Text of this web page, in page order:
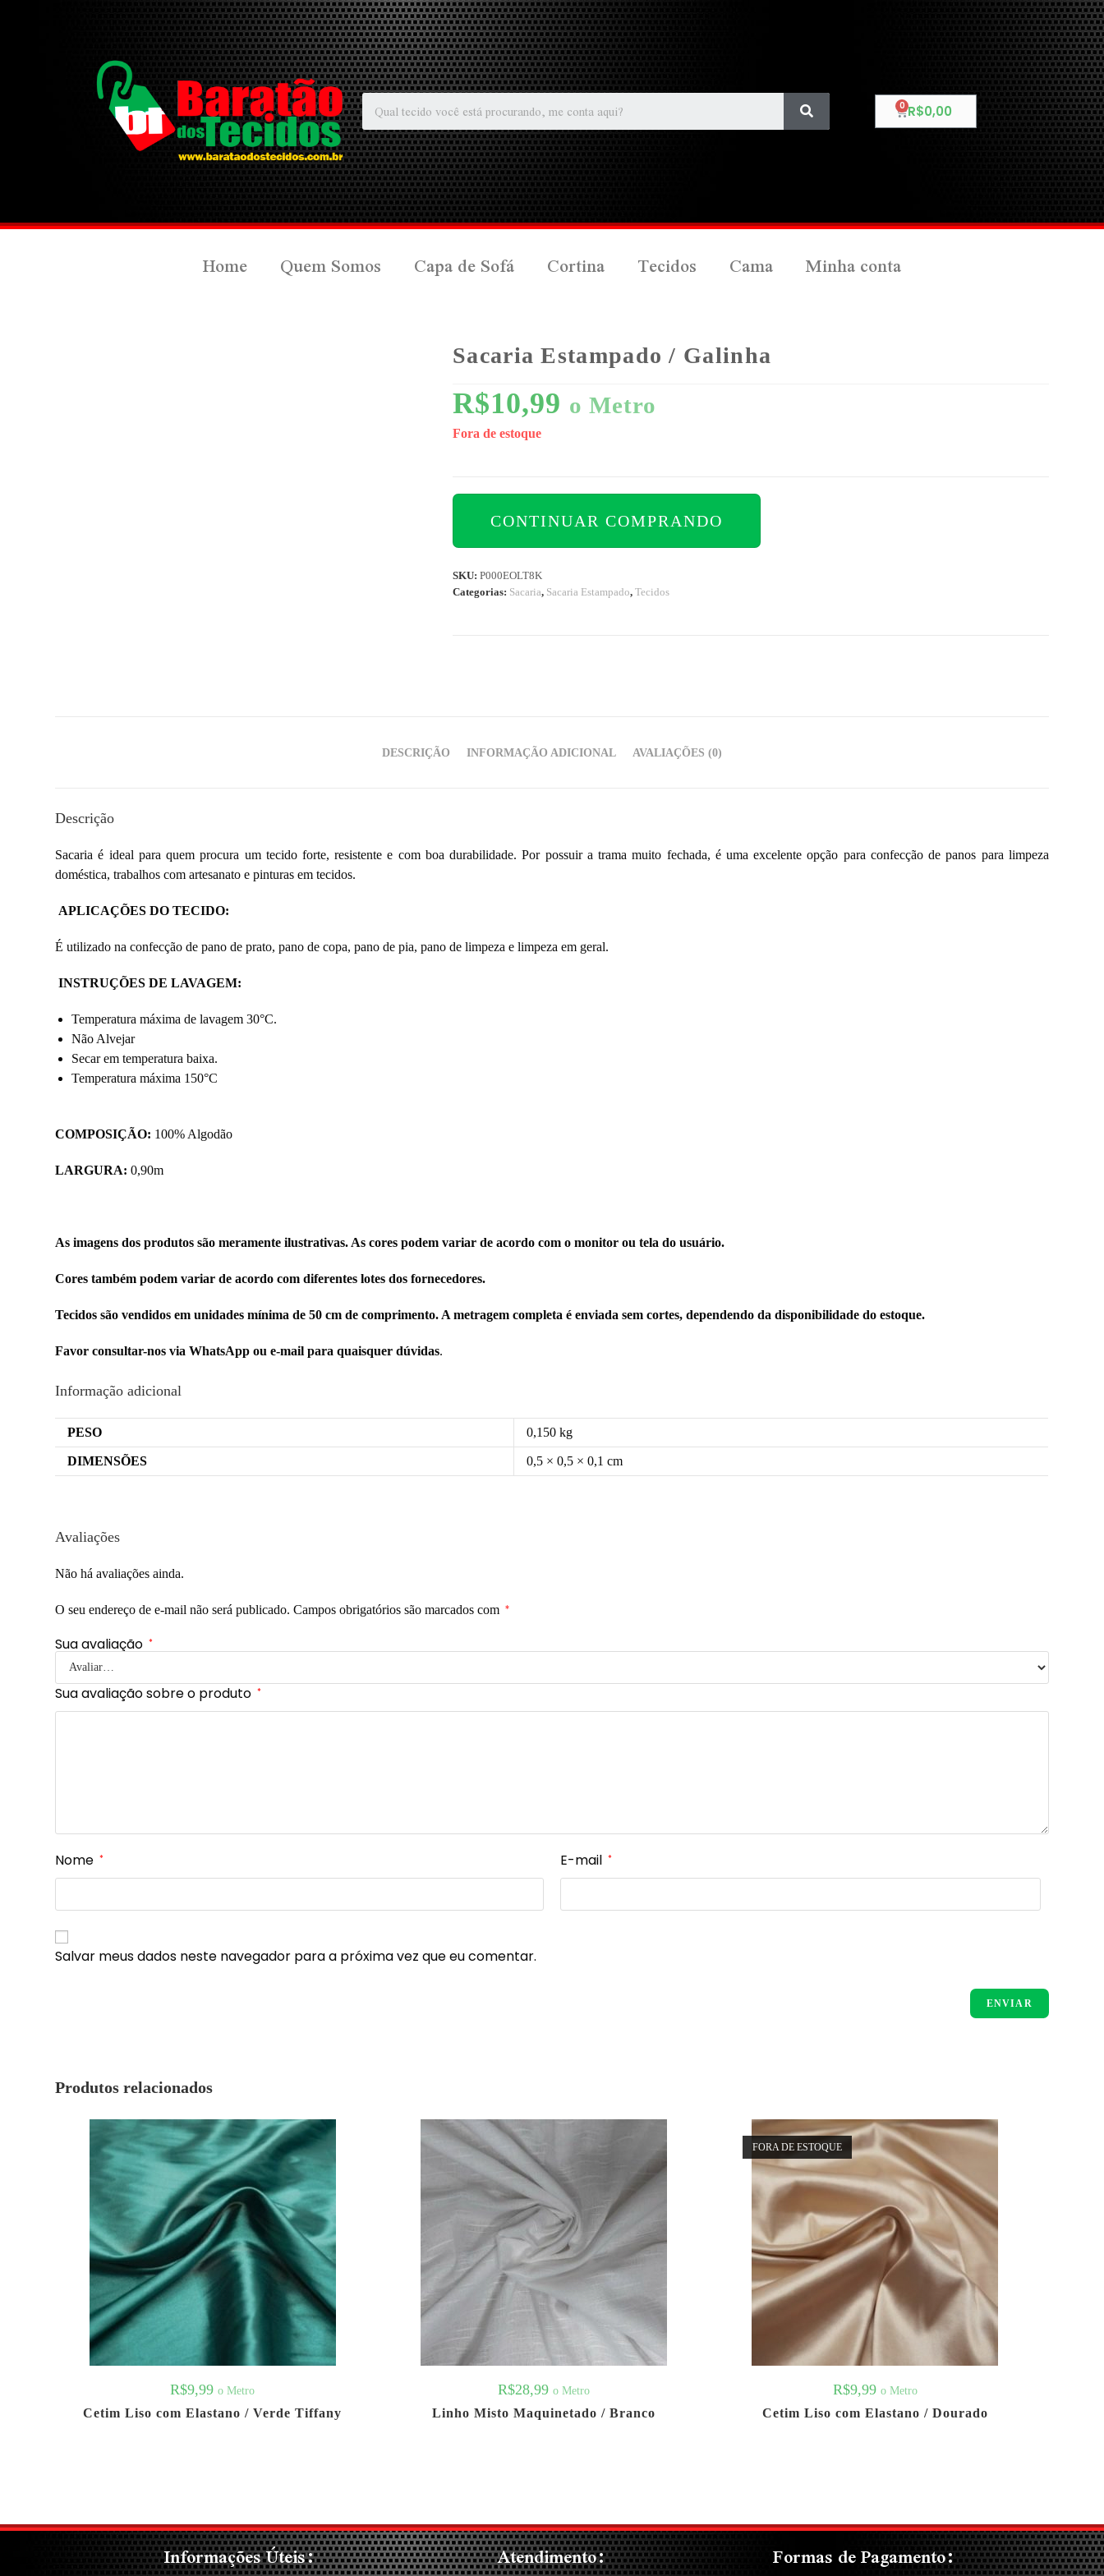
R$0,00
Home Quem Somos Capa de Sofá Cortina Tecidos Cama Minha conta
Sacaria Estampado / Galinha
R$10,99 o Metro
Fora de estoque
CONTINUAR COMPRANDO
SKU:P000EOLT8K
Categorias: Sacaria, Sacaria Estampado,Tecidos
DESCRIÇÃO INFORMAÇÃO ADICIONAL AVALIAÇÕES (0)
Descrição
Sacaria é ideal para quem procura um tecido forte, resistente e com boa durabilidade. Por possuir a trama muito fechada, é uma excelente opção para confecção de panos para limpeza
doméstica, trabalhos com artesanato e pinturas em tecidos.
APLICAÇÕES DO TECIDO:
É utilizado na confecção de pano de prato, pano de copa, pano de pia, pano de limpeza e limpeza em geral.
INSTRUÇÕES DE LAVAGEM:
Temperatura máxima de lavagem 30°C.
Não Alvejar
Secar em temperatura baixa.
Temperatura máxima 150°C
COMPOSIÇÃO: 100% Algodão
LARGURA: 0,90m
As imagens dos produtos são meramente ilustrativas. As cores podem variar de acordo com o monitor ou tela do usuário.
Cores também podem variar de acordo com diferentes lotes dos fornecedores.
Tecidos são vendidos em unidades mínima de 50 cm de comprimento. A metragem completa é enviada sem cortes, dependendo da disponibilidade do estoque.
Favor consultar-nos via WhatsApp ou e-mail para quaisquer dúvidas.
Informação adicional
PESO 0,150 kg
DIMENSÕES 0,5 × 0,5 × 0,1 cm
Avaliações
Não há avaliações ainda.
O seu endereço de e-mail não será publicado. Campos obrigatórios são marcados com *
Sua avaliação *
Sua avaliação sobre o produto *
Nome * E-mail *
Salvar meus dados neste navegador para a próxima vez que eu comentar.
Produtos relacionados
R$9,99 o Metro
Cetim Liso com Elastano / Verde Tiffany
R$28,99 o Metro
Linho Misto Maquinetado / Branco
FORA DE ESTOQUE
R$9,99 o Metro
Cetim Liso com Elastano / Dourado
Informações Úteis:
Atendimento: Formas de Pagamento: